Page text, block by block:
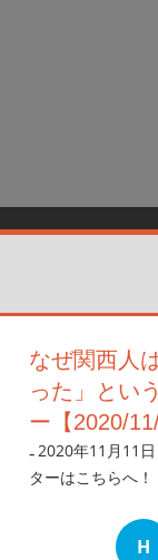
なぜ関西人
った」とい
ー【2020/11/
2020年11月11日
ターはこちらへ！
H